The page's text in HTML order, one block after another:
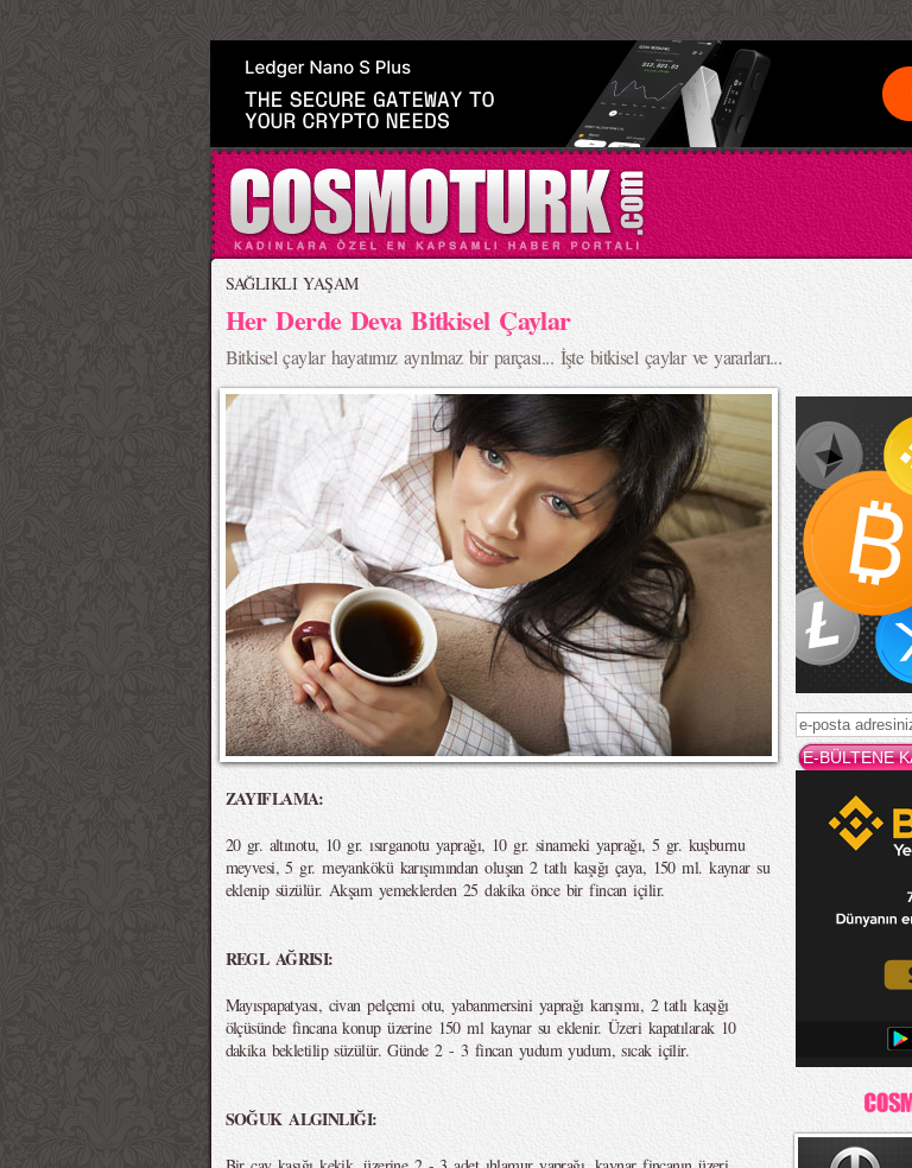
>
SAĞLIKLI YAŞAM
Her Derde Deva Bitkisel Çaylar
Bitkisel çaylar hayatımız ayrılmaz bir parçası... İşte bitkisel çaylar ve yararları...
ZAYIFLAMA:
20 gr. altınotu, 10 gr. ısırganotu yaprağı, 10 gr. sinameki yaprağı, 5 gr. kuşburnu
meyvesi, 5 gr. meyankökü karışımından oluşan 2 tatlı kaşığı çaya, 150 ml. kaynar su
eklenip süzülür. Akşam yemeklerden 25 dakika önce bir fincan içilir.
REGL AĞRISI:
Mayıspapatyası, civan pelçemi otu, yabanmersini yaprağı karışımı, 2 tatlı kaşığı
ölçüsünde fincana konup üzerine 150 ml kaynar su eklenir. Üzeri kapatılarak 10
dakika bekletilip süzülür. Günde 2 - 3 fincan yudum yudum, sıcak içilir.
SOĞUK ALGINLIĞI: